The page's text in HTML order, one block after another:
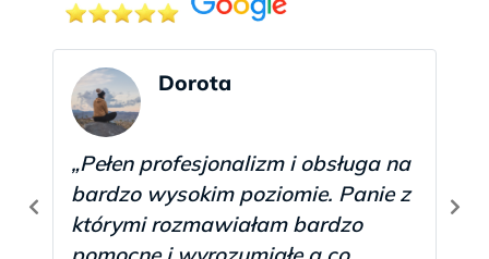
Dorota
„Pełen profesjonalizm i obsługa na
bardzo wysokim poziomie. Panie z
którymi rozmawiałam bardzo